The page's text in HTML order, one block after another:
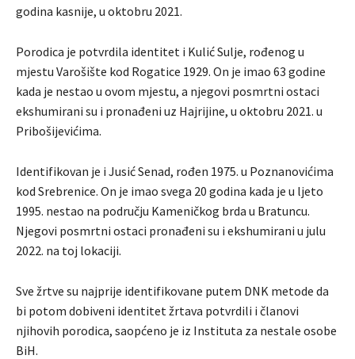
godina kasnije, u oktobru 2021.
Porodica je potvrdila identitet i Kulić Sulje, rođenog u
mjestu Varošište kod Rogatice 1929. On je imao 63 godine
kada je nestao u ovom mjestu, a njegovi posmrtni ostaci
ekshumirani su i pronađeni uz Hajrijine, u oktobru 2021. u
Pribošijevićima.
Identifikovan je i Jusić Senad, rođen 1975. u Poznanovićima
kod Srebrenice. On je imao svega 20 godina kada je u ljeto
1995. nestao na području Kameničkog brda u Bratuncu.
Njegovi posmrtni ostaci pronađeni su i ekshumirani u julu
2022. na toj lokaciji.
Sve žrtve su najprije identifikovane putem DNK metode da
bi potom dobiveni identitet žrtava potvrdili i članovi
njihovih porodica, saopćeno je iz Instituta za nestale osobe
BiH.